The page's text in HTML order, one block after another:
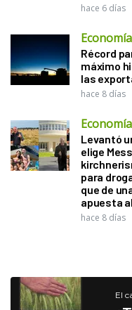
hace 6 días
Récord
máximo
las
hace 8 días
Levantó
elige
para
que de
apuesta
hace 8 días
El